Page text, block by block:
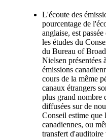
L'écoute des
pourcentage de
anglaise, est
les études du
du Bureau of
Nielsen présentées
émissions
cours de la même
canaux étrangers
plus grand nombre
diffusées sur de
Conseil estime que
canadiennes, ou
transfert d'auditoire